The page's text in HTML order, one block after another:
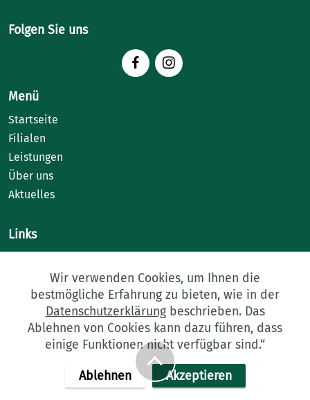
Folgen Sie uns
Menü
Startseite
Filialen
Leistungen
Über uns
Aktuelles
Links
Engagement
Impressum
Datenschutz
© 2026 Fuß-Fit-Forum · Ihr Sanitätshaus
Zertifiziert nach ISO 9001:2015.
Wir verwenden Cookies, um Ihnen die
bestmögliche Erfahrung zu bieten, wie in der
Datenschutzerklärungbeschrieben. Das
Ablehnen von Cookies kann dazu führen, dass
einige Funktionen nicht verfügbar sind.“
Ablehnen Akzeptieren